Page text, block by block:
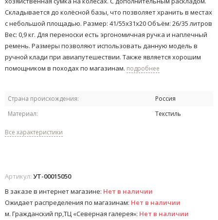
Складывается до колёсной базы, что позволяет хранить в местах
с небольшой площадью. Размер: 41/55х31х20 Объём: 26/35 литров
Вес: 0,9 кг. Для переноски есть эргономичная ручка и наплечный
ремень. Размеры позволяют использовать данную модель в
ручной клади при авиапутешествии. Также является хорошим
помощником в походах по магазинам. подробнее
Страна происхождения:
Россия
Материал:
Текстиль
Все характеристики
Артикул: УТ-00015050
В заказе в интернет магазине: Нет в наличии
Ожидает распределения по магазинам: Нет в наличии
м. Гражданский пр,ТЦ «Северная галерея»: Нет в наличии